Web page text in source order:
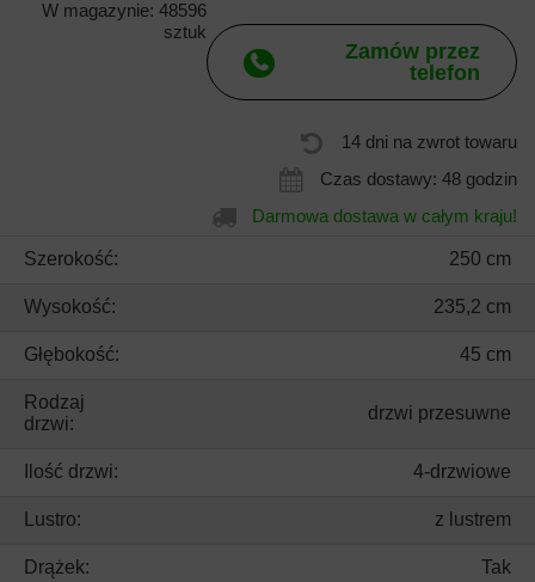
Zamów przez
telefon
W magazynie: 48596
sztuk
14 dni na zwrot towaru
Czas dostawy: 48 godzin
Darmowa dostawa w całym kraju!
Szerokość: 250 cm
Wysokość: 235,2 cm
Głębokość: 45 cm
Rodzaj
drzwi:
drzwi przesuwne
Ilość drzwi: 4-drzwiowe
Lustro: z lustrem
Drążek: Tak